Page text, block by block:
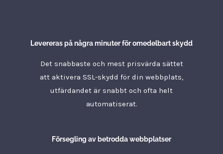
Levereras på några minuter för omedelbart skydd
Det snabbaste och mest prisvärda sättet
att aktivera SSL-skydd för din webbplats,
utfärdandet är snabbt och ofta helt
automatiserat.
Försegling av betrodda webbplatser